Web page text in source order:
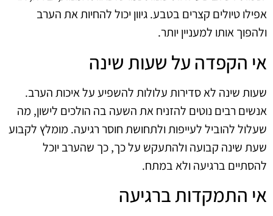
אפילו טיולים קצרים בטבע. גיוון יכול להחיות את הערב
ולהפוך אותו למעניין יותר.
אי הקפדה על שעות שינה
שעות שינה לא סדירות עלולות להשפיע על איכות הערב.
אנשים רבים נוטים להזניח את השעה בה הולכים לישון, מה
שעלול להוביל לעייפות ולתחושת חוסר רגיעה. מומלץ לקבוע
שעת שינה קבועה ולהתעקש על כך, כך שהערב יוכל
להסתיים ברגיעה ולא במתח.
אי התמקדות ברגיעה